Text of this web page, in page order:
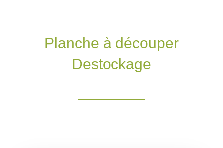
Planche à découper
Destockage